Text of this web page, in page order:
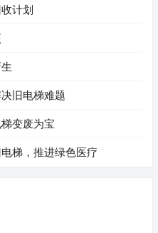
计划
旧电梯难题
变废为宝
梯，推进绿色医疗